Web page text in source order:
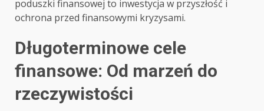
poduszki finansowej to inwestycja w przyszłość i
ochrona przed finansowymi kryzysami.
Długoterminowe cele
finansowe: Od marzeń do
rzeczywistości